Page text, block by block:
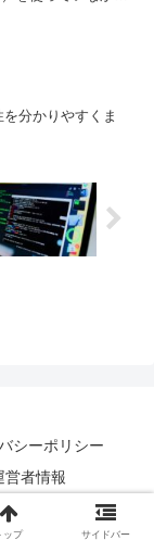
分かりやすくま
シーポリシー
営者情報
ップ サイドバー